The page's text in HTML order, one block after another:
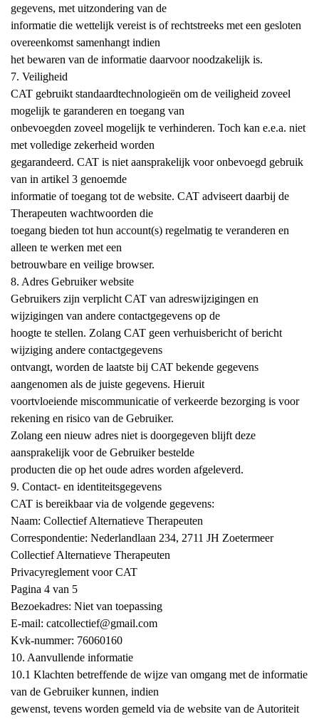
gegevens, met uitzondering van de
informatie die wettelijk vereist is of rechtstreeks met een gesloten
overeenkomst samenhangt indien
het bewaren van de informatie daarvoor noodzakelijk is.
7. Veiligheid
CAT gebruikt standaardtechnologieën om de veiligheid zoveel
mogelijk te garanderen en toegang van
onbevoegden zoveel mogelijk te verhinderen. Toch kan e.e.a. niet
met volledige zekerheid worden
gegarandeerd. CAT is niet aansprakelijk voor onbevoegd gebruik
van in artikel 3 genoemde
informatie of toegang tot de website. CAT adviseert daarbij de
Therapeuten wachtwoorden die
toegang bieden tot hun account(s) regelmatig te veranderen en
alleen te werken met een
betrouwbare en veilige browser.
8. Adres Gebruiker website
Gebruikers zijn verplicht CAT van adreswijzigingen en
wijzigingen van andere contactgegevens op de
hoogte te stellen. Zolang CAT geen verhuisbericht of bericht
wijziging andere contactgegevens
ontvangt, worden de laatste bij CAT bekende gegevens
aangenomen als de juiste gegevens. Hieruit
voortvloeiende miscommunicatie of verkeerde bezorging is voor
rekening en risico van de Gebruiker.
Zolang een nieuw adres niet is doorgegeven blijft deze
aansprakelijk voor de Gebruiker bestelde
producten die op het oude adres worden afgeleverd.
9. Contact- en identiteitsgegevens
CAT is bereikbaar via de volgende gegevens:
Naam: Collectief Alternatieve Therapeuten
Correspondentie: Nederlandlaan 234, 2711 JH Zoetermeer
Collectief Alternatieve Therapeuten
Privacyreglement voor CAT
Pagina 4 van 5
Bezoekadres: Niet van toepassing
E-mail: catcollectief@gmail.com
Kvk-nummer: 76060160
10. Aanvullende informatie
10.1 Klachten betreffende de wijze van omgang met de informatie
van de Gebruiker kunnen, indien
gewenst, tevens worden gemeld via de website van de Autoriteit